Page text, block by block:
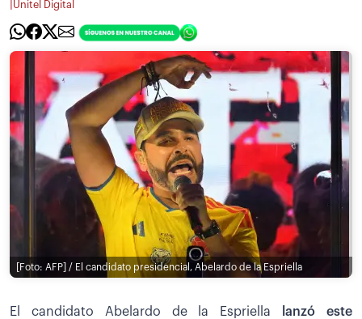
Unitel Digital
[Foto: AFP] / El candidato presidencial, Abelardo de la Espriella
El candidato Abelardo de la Espriella
lanzó este